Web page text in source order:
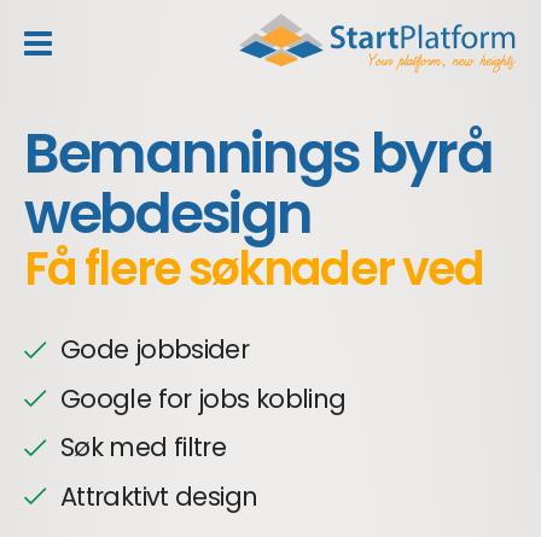
Bemannings byrå
webdesign
Få flere søknader ved
Gode jobbsider
Google for jobs kobling
Søk med filtre
Attraktivt design
header_toggle_navigation